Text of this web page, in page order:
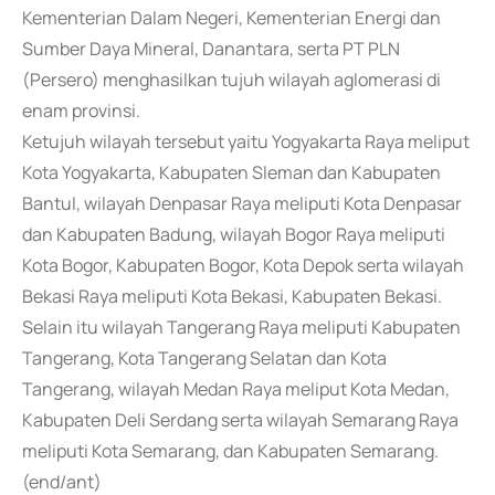
Kementerian Dalam Negeri, Kementerian Energi dan
Sumber Daya Mineral, Danantara, serta PT PLN
(Persero) menghasilkan tujuh wilayah aglomerasi di
enam provinsi.
Ketujuh wilayah tersebut yaitu Yogyakarta Raya meliput
Kota Yogyakarta, Kabupaten Sleman dan Kabupaten
Bantul, wilayah Denpasar Raya meliputi Kota Denpasar
dan Kabupaten Badung, wilayah Bogor Raya meliputi
Kota Bogor, Kabupaten Bogor, Kota Depok serta wilayah
Bekasi Raya meliputi Kota Bekasi, Kabupaten Bekasi.
Selain itu wilayah Tangerang Raya meliputi Kabupaten
Tangerang, Kota Tangerang Selatan dan Kota
Tangerang, wilayah Medan Raya meliput Kota Medan,
Kabupaten Deli Serdang serta wilayah Semarang Raya
meliputi Kota Semarang, dan Kabupaten Semarang.
(end/ant)